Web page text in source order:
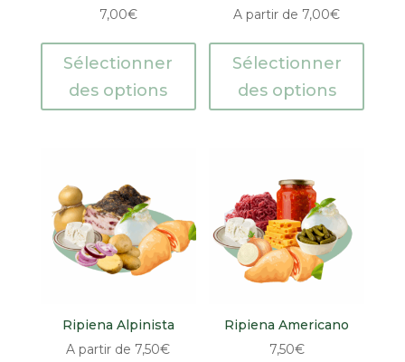
7,00€
Sélectionner
des options
A partir de 7,00€
Sélectionner
des options
Ripiena Alpinista
A partir de 7,50€
Ripiena Americano
7,50€